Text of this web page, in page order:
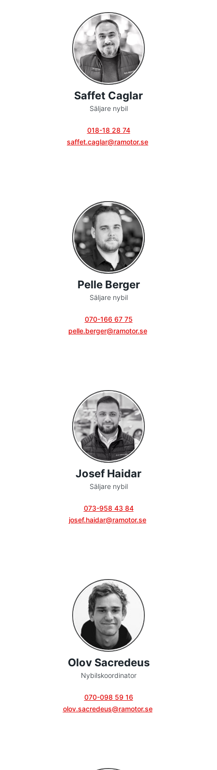
Saffet Caglar
Säljare nybil
018-18 28 74
saffet.caglar@ramotor.se
Pelle Berger
Säljare nybil
070-166 67 75
pelle.berger@ramotor.se
Josef Haidar
Säljare nybil
073-958 43 84
josef.haidar@ramotor.se
Olov Sacredeus
Nybilskoordinator
070-098 59 16
olov.sacredeus@ramotor.se